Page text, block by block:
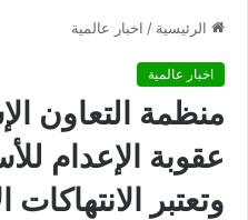
الرئيسية / اخبار عالمية
اخبار عالمية
منظمة التعاون
عقوبة الإعدام
وتعتبر الانتهاكات